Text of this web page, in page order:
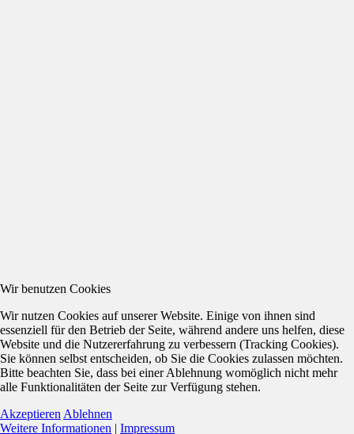
Wir benutzen Cookies
Wir nutzen Cookies auf unserer Website. Einige von ihnen sind
essenziell für den Betrieb der Seite, während andere uns helfen, diese
Website und die Nutzererfahrung zu verbessern (Tracking Cookies).
Sie können selbst entscheiden, ob Sie die Cookies zulassen möchten.
Bitte beachten Sie, dass bei einer Ablehnung womöglich nicht mehr
alle Funktionalitäten der Seite zur Verfügung stehen.
Akzeptieren Ablehnen
Weitere Informationen | Impressum